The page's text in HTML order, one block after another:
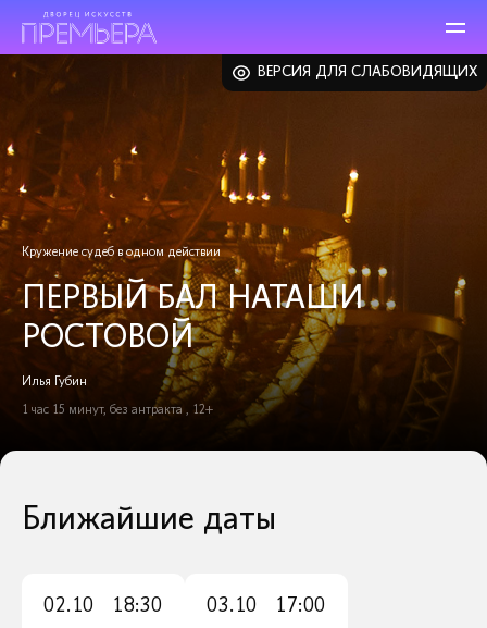
ВЕРСИЯ ДЛЯ СЛАБОВИДЯЩИХ
Кружение судеб в одном действии
ПЕРВЫЙ БАЛ НАТАШИ
РОСТОВОЙ
Илья Губин
1 час 15 минут, без антракта , 12+
Ближайшие даты
02.10 18:30 03.10 17:00